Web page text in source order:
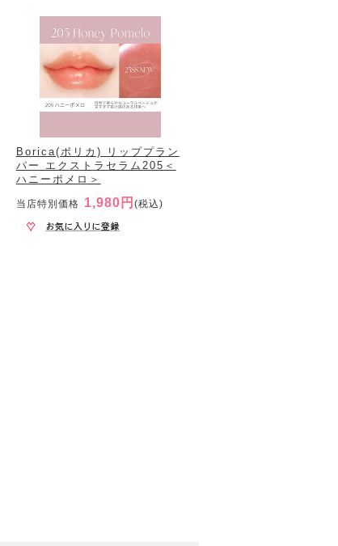
Borica(ボリカ) リッププラン
パー エクストラセラム205＜
ハニーポメロ＞
当店特別価格 1,980円 (税込)